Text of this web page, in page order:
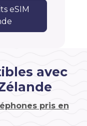
eSIM
avec
pris en